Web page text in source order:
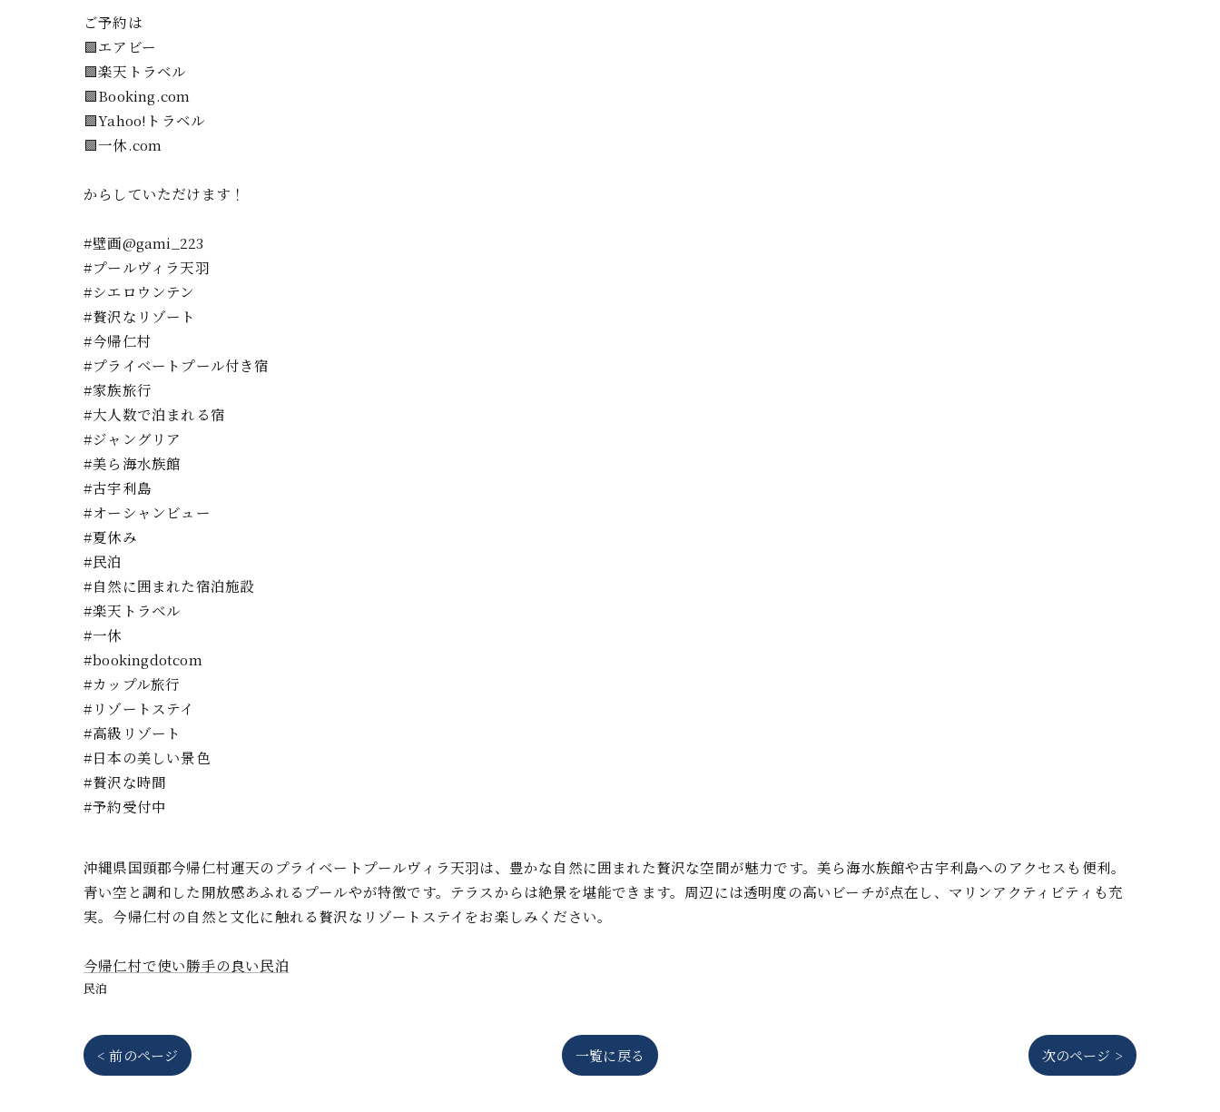
ご予約は
🟩エアビー
🟪楽天トラベル
🟩Booking.com
🟪Yahoo!トラベル
🟩一休.com
からしていただけます！
#壁画@gami_223
#プールヴィラ天羽
#シエロウンテン
#贅沢なリゾート
#今帰仁村
#プライベートプール付き宿
#家族旅行
#大人数で泊まれる宿
#ジャングリア
#美ら海水族館
#古宇利島
#オーシャンビュー
#夏休み
#民泊
#自然に囲まれた宿泊施設
#楽天トラベル
#一休
#bookingdotcom
#カップル旅行
#リゾートステイ
#高級リゾート
#日本の美しい景色
#贅沢な時間
#予約受付中
沖縄県国頭郡今帰仁村運天のプライベートプールヴィラ天羽は、豊かな自然に囲まれた贅沢な空間が魅力です。美ら海水族館や古宇利島へのアクセスも便利。
青い空と調和した開放感あふれるプールやが特徴です。テラスからは絶景を堪能できます。周辺には透明度の高いビーチが点在し、マリンアクティビティも充
実。今帰仁村の自然と文化に触れる贅沢なリゾートステイをお楽しみください。
今帰仁村で使い勝手の良い民泊
民泊
< 前のページ 一覧に戻る 次のページ >